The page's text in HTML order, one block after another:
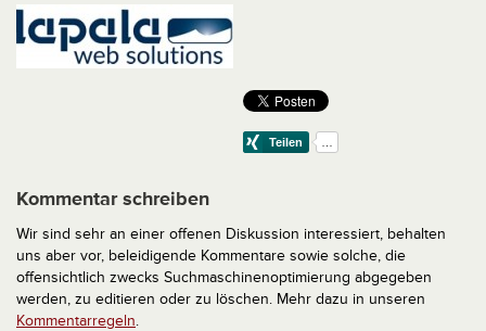
Kommentar schreiben
Wir sind sehr an einer offenen Diskussion interessiert, behalten
uns aber vor, beleidigende Kommentare sowie solche, die
offensichtlich zwecks Suchmaschinenoptimierung abgegeben
werden, zu editieren oder zu löschen. Mehr dazu in unseren
Kommentarregeln.